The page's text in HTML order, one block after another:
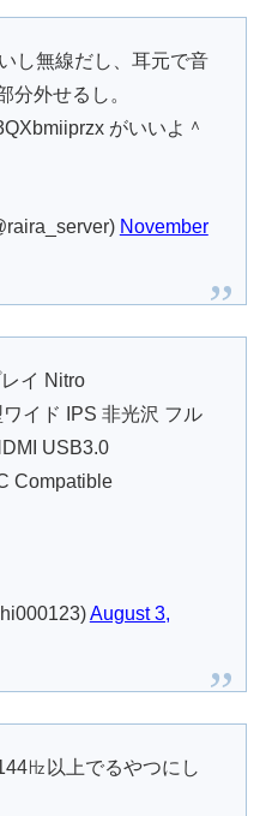
し無線だし、耳元で音
分外せるし。
がいいよ＾
November
イ Nitro
イド IPS 非光沢 フル
USB3.0
Compatible
August 3,
㎐以上でるやつにし